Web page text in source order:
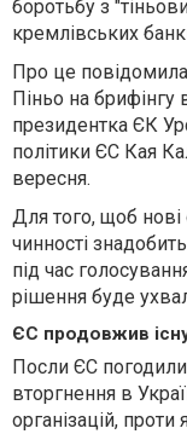
боротьбу з
кремлівських
Про це
Піньо на брифінгу
президентка ЄК
політики ЄС Кая
вересня.
Для того, щоб
чинності
під час
рішення буде
ЄС продовжив
Посли ЄС
вторгнення в
організацій,